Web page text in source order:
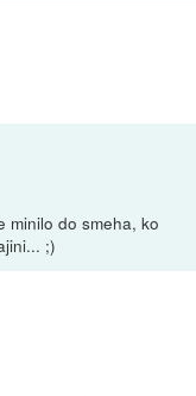
minilo do smeha, ko
;)